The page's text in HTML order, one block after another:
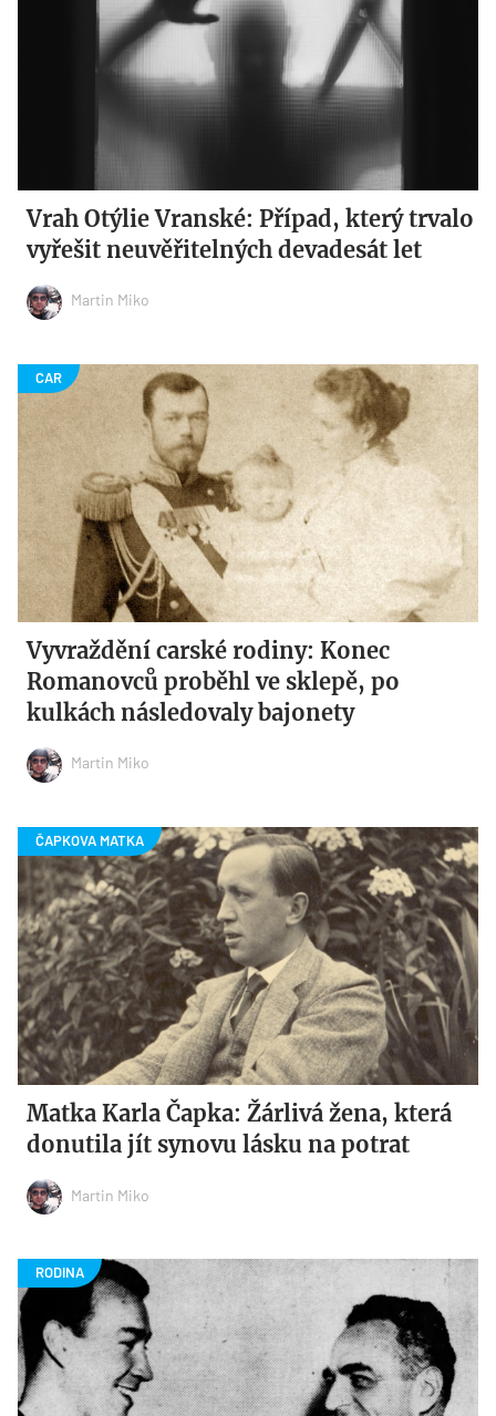
Vrah Otýlie Vranské: Případ, který trvalo
vyřešit neuvěřitelných devadesát let
Martin Miko
Vyvraždění carské rodiny: Konec
Romanovců proběhl ve sklepě, po
kulkách následovaly bajonety
Martin Miko
Matka Karla Čapka: Žárlivá žena, která
donutila jít synovu lásku na potrat
Martin Miko